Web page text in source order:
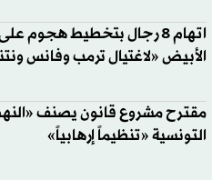
اتهام 8 رجال بتخطيط هجوم
الأبيض «لاغتيال ترمب وفانس
مقترح مشروع قانون يصنف
التونسية «تنظيماً إرهابياً»